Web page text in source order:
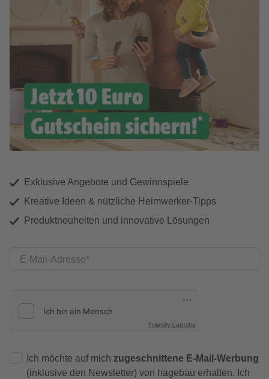
Exklusive Angebote und Gewinnspiele
Kreative Ideen & nützliche Heimwerker-Tipps
Produktneuheiten und innovative Lösungen
E-Mail-Adresse
Friendly Captcha
Ich möchte auf mich zugeschnittene E-Mail-Werbung
(inklusive den Newsletter) von hagebau erhalten. Ich